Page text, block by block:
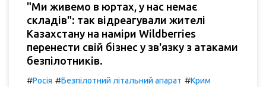
"Ми живемо в юртах, у нас немає
складів": так відреагували жителі
Казахстану на наміри Wildberries
перенести свій бізнес у зв'язку з атаками
безпілотників.
#Росія #Безпілотний літальний апарат #Крим